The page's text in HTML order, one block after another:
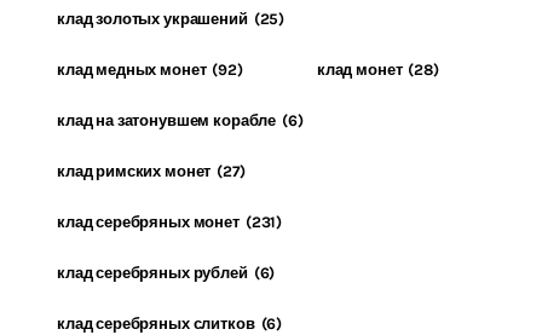
клад золотых украшений (25)
клад медных монет (92) клад монет (28)
клад на затонувшем корабле (6)
клад римских монет (27)
клад серебряных монет (231)
клад серебряных рублей (6)
клад серебряных слитков (6)